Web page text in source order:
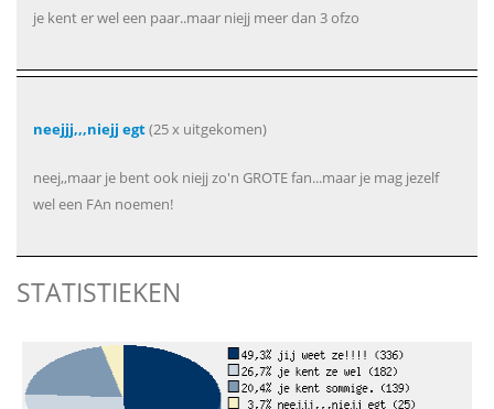
je kent er wel een paar..maar niejj meer dan 3 ofzo
neejjj,,,niejj egt(25 x uitgekomen)
neej,,maar je bent ook niejj zo'n GROTE fan...maar je mag jezelf
wel een FAn noemen!
STATISTIEKEN